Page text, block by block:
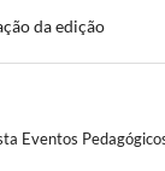
da edição
Eventos